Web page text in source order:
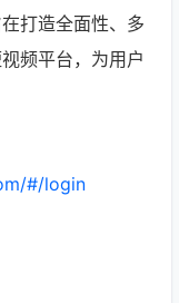
打造全面性、多
频平台，为用户
#/login